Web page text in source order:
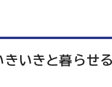
いきと暮らせる